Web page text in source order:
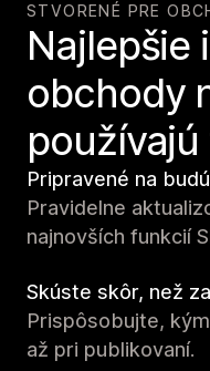
STVORENÉ PRE
Najlepšie
obchody
Pripravené na
Pravidelne
najnovších funkcií
Skúste skôr, než
Prispôsobujte,
až pri publikovaní.